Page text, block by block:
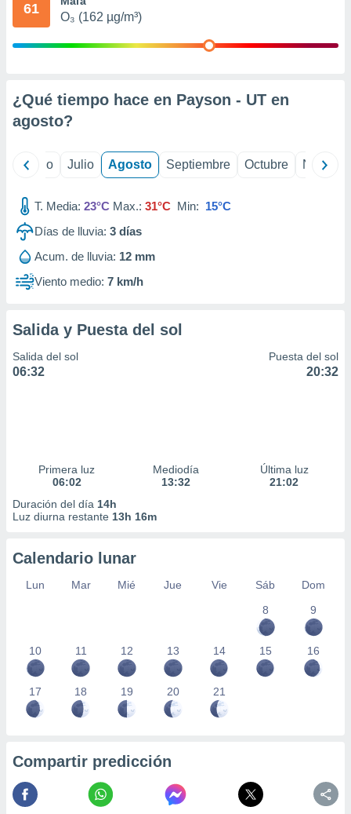
publicidad
1199
61
O₃ (162 µg/m³)
¿Qué tiempo hace en Payson - UT en
agosto?
Junio Julio Agosto Septiembre Octubre
T. Media: 23°C Max.: 31°C Min: 15°C
Días de lluvia: 3 días
Acum. de lluvia: 12 mm
Viento medio: 7 km/h
Salida y Puesta del sol
Salida del sol
06:32
Puesta del sol
20:32
Primera luz
06:02
Mediodía
13:32
Última luz
21:02
Duración del día 14h
Luz diurna restante 13h 16m
Calendario lunar
Lun Mar Mié Jue Vie Sáb
Dom
8
9
10 11 12 13 14 15 16
17 18 19 20 21
Compartir predicción